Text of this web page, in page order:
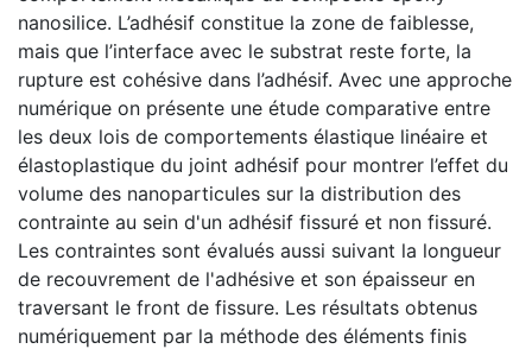
nanosilice. L’adhésif constitue la zone de faiblesse,
mais que l’interface avec le substrat reste forte, la
rupture est cohésive dans l’adhésif. Avec une approche
numérique on présente une étude comparative entre
les deux lois de comportements élastique linéaire et
élastoplastique du joint adhésif pour montrer l’effet du
volume des nanoparticules sur la distribution des
contrainte au sein d'un adhésif fissuré et non fissuré.
Les contraintes sont évalués aussi suivant la longueur
de recouvrement de l'adhésive et son épaisseur en
traversant le front de fissure. Les résultats obtenus
numériquement par la méthode des éléments finis